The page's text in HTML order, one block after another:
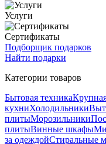
Услуги
Сертификаты
Подборщик подарков
Найти подарки
Категории товаров
Бытовая техника
кухниХолодильники
плитыМорозильники
плитыВинные шкафы
за одеждойСтиральные